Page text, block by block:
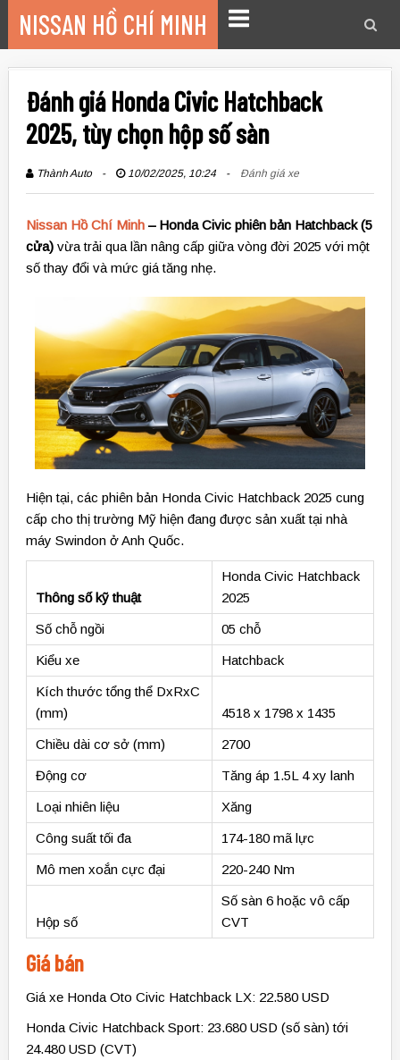
nội
dung
NISSAN HỒ CHÍ MINH
đơn
Đánh giá Honda Civic Hatchback
2025, tùy chọn hộp số sàn
Thành Auto 10/02/2025, 10:24 Đánh giá xe
Nissan Hồ Chí Minh– Honda Civic phiên bản Hatchback (5
cửa)vừa trải qua lần nâng cấp giữa vòng đời 2025 với một
số thay đổi và mức giá tăng nhẹ.
Hiện tại, các phiên bản Honda Civic Hatchback 2025 cung
cấp cho thị trường Mỹ hiện đang được sản xuất tại nhà
máy Swindon ở Anh Quốc.
Thông số kỹ thuật
Honda Civic Hatchback
2025
Số chỗ ngồi 05 chỗ
Kiểu xe Hatchback
Kích thước tổng thể DxRxC
(mm)
4518 x 1798 x 1435
Chiều dài cơ sở (mm) 2700
Động cơ Tăng áp 1.5L 4 xy lanh
Loại nhiên liệu Xăng
Công suất tối đa 174-180 mã lực
Mô men xoắn cực đại 220-240 Nm
Hộp số
Số sàn 6 hoặc vô cấp
CVT
Giá bán
Giá xe Honda Oto Civic Hatchback LX: 22.580 USD
Honda Civic Hatchback Sport: 23.680 USD (số sàn) tới
24.480 USD (CVT)